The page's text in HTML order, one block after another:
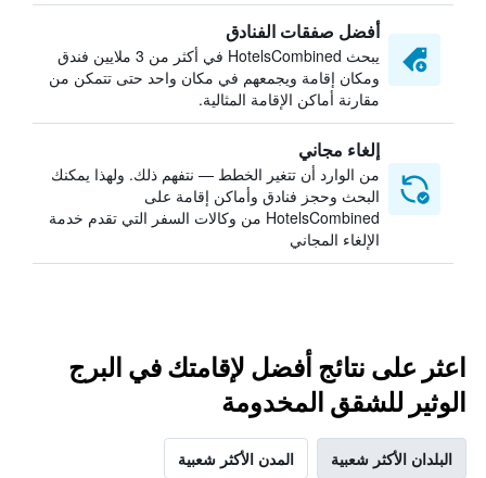
أفضل صفقات الفنادق
يبحث HotelsCombined في أكثر من 3 ملايين فندق
ومكان إقامة ويجمعهم في مكان واحد حتى تتمكن من
مقارنة أماكن الإقامة المثالية.
إلغاء مجاني
من الوارد أن تتغير الخطط — نتفهم ذلك. ولهذا يمكنك
البحث وحجز فنادق وأماكن إقامة على
HotelsCombined من وكالات السفر التي تقدم خدمة
الإلغاء المجاني
اعثر على نتائج أفضل لإقامتك في البرج
الوثير للشقق المخدومة
البلدان الأكثر شعبية المدن الأكثر شعبية